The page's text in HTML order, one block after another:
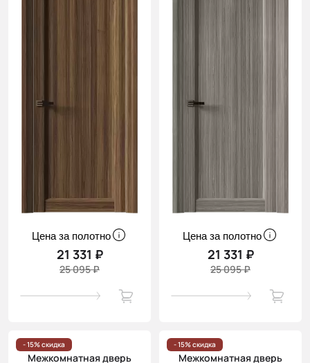
Цена за полотно
21 331 ₽
25 095 ₽
Цена за полотно
21 331 ₽
25 095 ₽
- 15% скидка
Межкомнатная дверь
- 15% скидка
Межкомнатная дверь